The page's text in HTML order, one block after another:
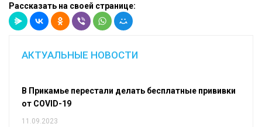
Рассказать на своей странице:
АКТУАЛЬНЫЕ НОВОСТИ
В Прикамье перестали делать бесплатные прививки
от COVID-19
11.09.2023